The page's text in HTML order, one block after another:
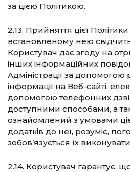
за цією Політикою.
2.13. Прийняття цієї
встановленому нею
Користувач дає згоду на
інших інформаційних
Адміністрації за
інформації на Веб-сайті,
допомогою телефонних
доступними способами, а
ознайомлений з умовами
додатків до неї, розуміє,
зобов’язується їх
2.14. Користувач гарантує,